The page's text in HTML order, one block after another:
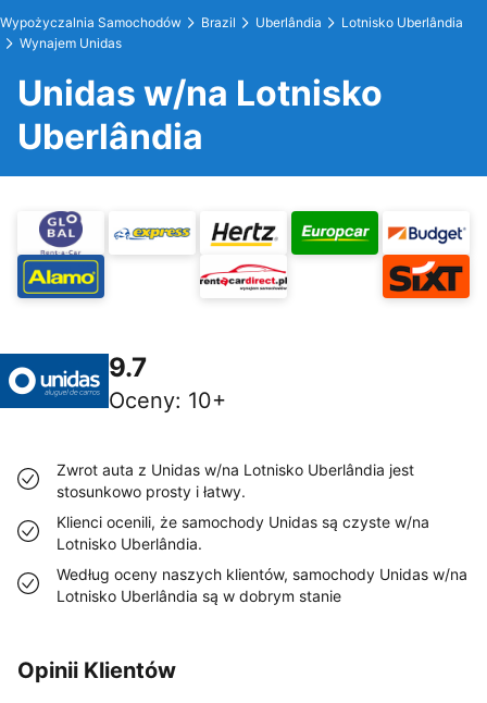
Wypożyczalnia Samochodów Brazil Uberlândia
Lotnisko Uberlândia
Wynajem Unidas
Unidas w/na Lotnisko
Uberlândia
9.7
Oceny: 10+
Zwrot auta z Unidas w/na Lotnisko Uberlândia jest
stosunkowo prosty i łatwy.
Klienci ocenili, że samochody Unidas są czyste w/na
Lotnisko Uberlândia.
Według oceny naszych klientów, samochody Unidas w/na
Lotnisko Uberlândia są w dobrym stanie
Opinii Klientów